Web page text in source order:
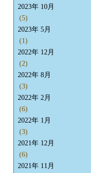
2023年 10月
(5)
2023年 5月
(1)
2022年 12月
(2)
2022年 8月
(3)
2022年 2月
(6)
2022年 1月
(3)
2021年 12月
(6)
2021年 11月